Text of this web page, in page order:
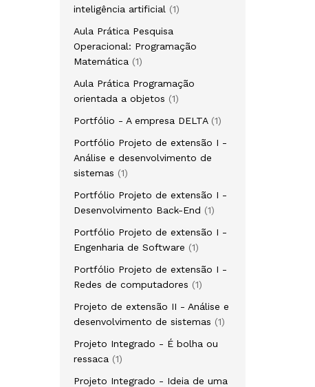
inteligência artificial
11
Aula Prática Pesquisa
Operacional: Programação
Matemática
11
Aula Prática Programação
orientada a objetos
11
Portfólio - A empresa DELTA 11
Portfólio Projeto de extensão I -
Análise e desenvolvimento de
sistemas
11
Portfólio Projeto de extensão I -
Desenvolvimento Back-End
11
Portfólio Projeto de extensão I -
Engenharia de Software
11
Portfólio Projeto de extensão I -
Redes de computadores
11
Projeto de extensão II - Análise e
desenvolvimento de sistemas
11
Projeto Integrado - É bolha ou
ressaca
11
Projeto Integrado - Ideia de uma